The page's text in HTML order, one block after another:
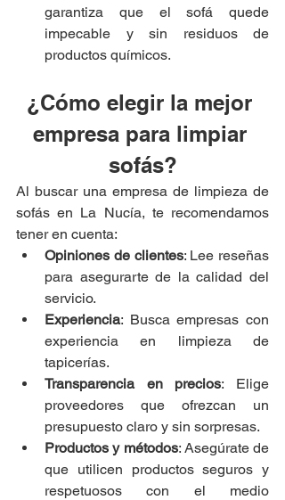
garantiza que el sofá quede
impecable y sin residuos de
productos químicos.
¿Cómo elegir la mejor
empresa para limpiar
sofás?
Al buscar una empresa de limpieza de
sofás en La Nucía, te recomendamos
tener en cuenta:
Opiniones de clientes: Lee reseñas
para asegurarte de la calidad del
servicio.
Experiencia: Busca empresas con
experiencia en limpieza de
tapicerías.
Transparencia en precios: Elige
proveedores que ofrezcan un
presupuesto claro y sin sorpresas.
Productos y métodos: Asegúrate de
que utilicen productos seguros y
respetuosos con el medio